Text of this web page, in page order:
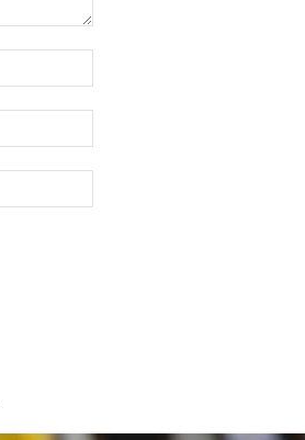
electrónico:*
web: